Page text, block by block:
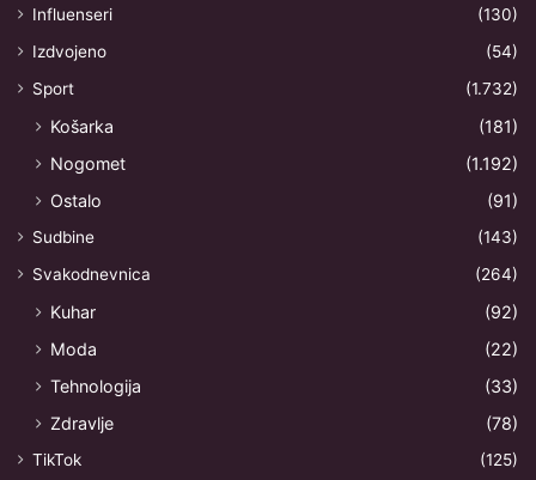
Influenseri
(130)
Izdvojeno
(54)
Sport
(1.732)
Košarka
(181)
Nogomet
(1.192)
Ostalo
(91)
Sudbine
(143)
Svakodnevnica
(264)
Kuhar
(92)
Moda
(22)
Tehnologija
(33)
Zdravlje
(78)
TikTok
(125)